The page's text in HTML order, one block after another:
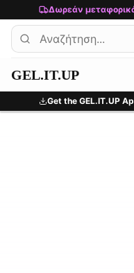
Μετάβαση στο κύριο
Δωρεάν
GEL.IT.UP
Get the GEL.IT.UP